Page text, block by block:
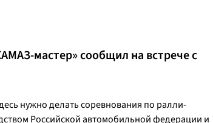
мастер» сообщил на встрече с
нужно делать соревнования по ралли-
Российской автомобильной федерации и